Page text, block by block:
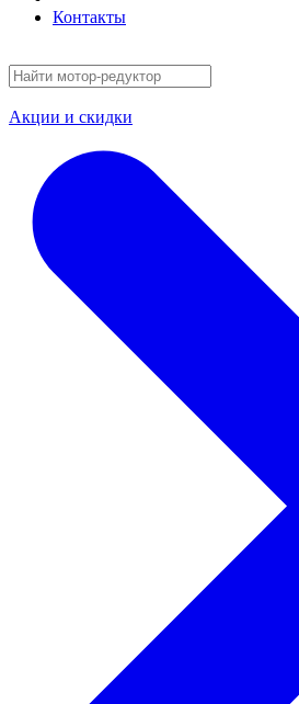
Контакты
Акции и скидки